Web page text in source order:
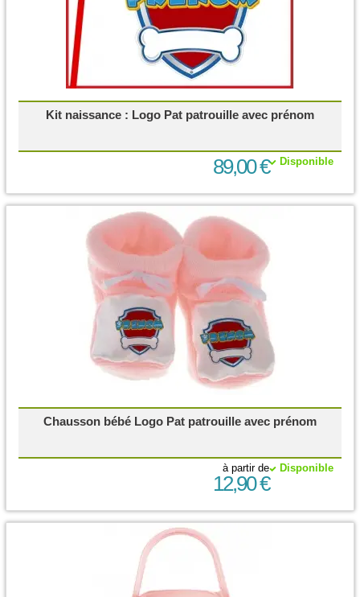
Kit naissance : Logo Pat patrouille avec prénom
Disponible
89,00 €
Chausson bébé Logo Pat patrouille avec prénom
Disponible
à partir de
12,90 €